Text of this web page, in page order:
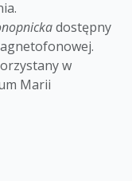
dostępny
w
Marii